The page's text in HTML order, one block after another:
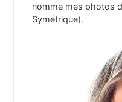
nomme mes photos
Symétrique).